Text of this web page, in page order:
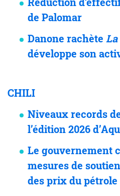
de Palomar
Danone rachète
développe son
CHILI
Niveaux records
l’édition 2026
Le gouvernement
mesures de
des prix du pétrole